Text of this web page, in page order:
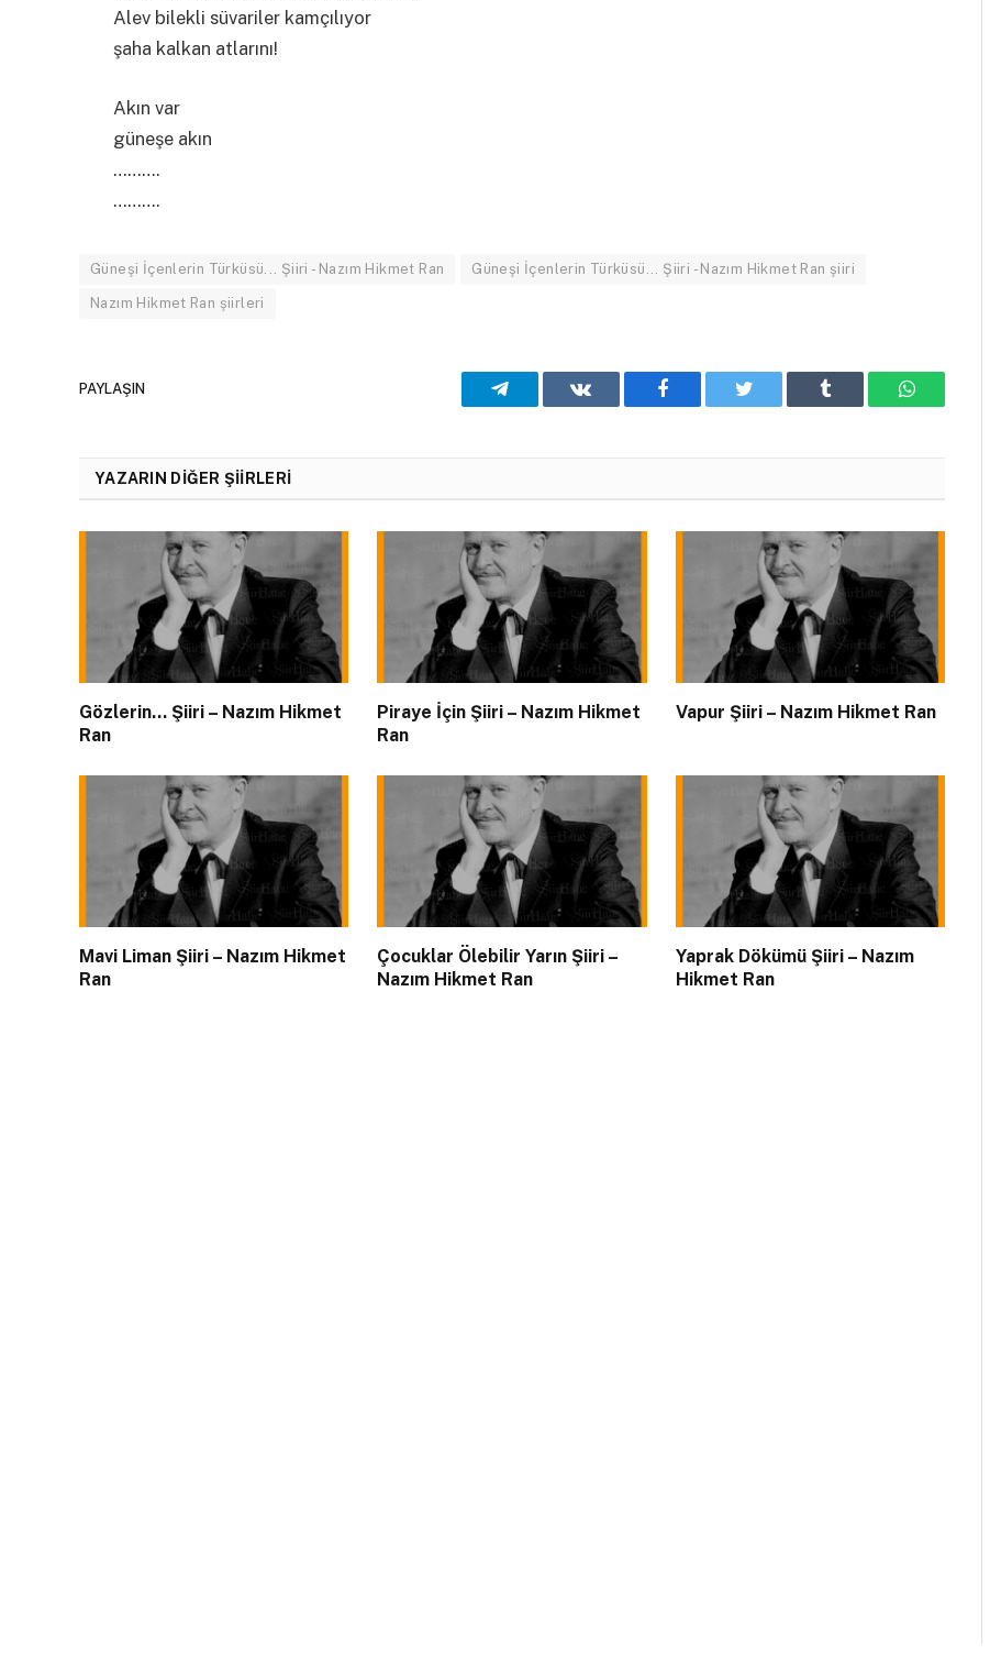
Alev bilekli süvariler kamçılıyor
şaha kalkan atlarını!
Akın var
güneşe akın
……….
……….
Güneşi İçenlerin Türküsü... Şiiri - Nazım Hikmet Ran Güneşi İçenlerin Türküsü... Şiiri - Nazım Hikmet Ran şiiri
Nazım Hikmet Ran şiirleri
PAYLAŞIN Telegram VKontakteFacebook Twitter Tumblr WhatsApp
YAZARIN DIĞER ŞIIRLERI
Gözlerin… Şiiri – Nazım Hikmet
Ran
Piraye İçin Şiiri – Nazım Hikmet
Ran
Vapur Şiiri – Nazım Hikmet Ran
Mavi Liman Şiiri – Nazım Hikmet
Ran
Çocuklar Ölebilir Yarın Şiiri –
Nazım Hikmet Ran
Yaprak Dökümü Şiiri – Nazım
Hikmet Ran